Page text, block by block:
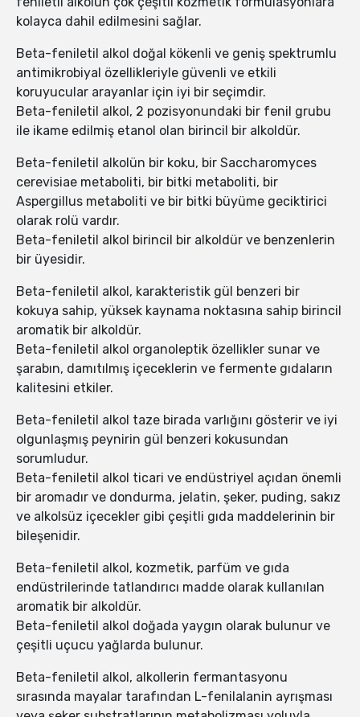
kolayca dahil edilmesini sağlar.
Beta-feniletil alkol doğal kökenli ve geniş spektrumlu
antimikrobiyal özellikleriyle güvenli ve etkili
koruyucular arayanlar için iyi bir seçimdir.
Beta-feniletil alkol, 2 pozisyonundaki bir fenil grubu
ile ikame edilmiş etanol olan birincil bir alkoldür.
Beta-feniletil alkolün bir koku, bir Saccharomyces
cerevisiae metaboliti, bir bitki metaboliti, bir
Aspergillus metaboliti ve bir bitki büyüme geciktirici
olarak rolü vardır.
Beta-feniletil alkol birincil bir alkoldür ve benzenlerin
bir üyesidir.
Beta-feniletil alkol, karakteristik gül benzeri bir
kokuya sahip, yüksek kaynama noktasına sahip birincil
aromatik bir alkoldür.
Beta-feniletil alkol organoleptik özellikler sunar ve
şarabın, damıtılmış içeceklerin ve fermente gıdaların
kalitesini etkiler.
Beta-feniletil alkol taze birada varlığını gösterir ve iyi
olgunlaşmış peynirin gül benzeri kokusundan
sorumludur.
Beta-feniletil alkol ticari ve endüstriyel açıdan önemli
bir aromadır ve dondurma, jelatin, şeker, puding, sakız
ve alkolsüz içecekler gibi çeşitli gıda maddelerinin bir
bileşenidir.
Beta-feniletil alkol, kozmetik, parfüm ve gıda
endüstrilerinde tatlandırıcı madde olarak kullanılan
aromatik bir alkoldür.
Beta-feniletil alkol doğada yaygın olarak bulunur ve
çeşitli uçucu yağlarda bulunur.
Beta-feniletil alkol, alkollerin fermantasyonu
sırasında mayalar tarafından L-fenilalanin ayrışması